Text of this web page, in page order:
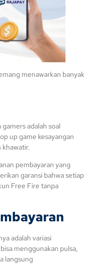
menawarkan banyak
adalah soal
up game kesayangan
khawatir.
pembayaran yang
garansi bahwa setiap
Free Fire tanpa
adalah variasi
menggunakan pulsa,
langsung